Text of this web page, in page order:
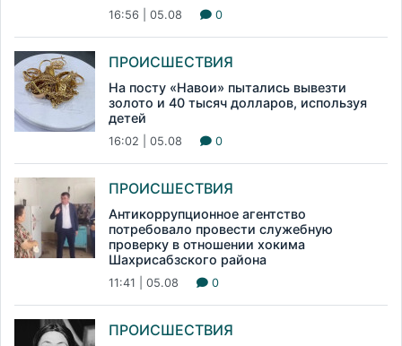
16:56 | 05.08 0
ПРОИСШЕСТВИЯ
На посту «Навои» пытались вывезти
золото и 40 тысяч долларов, используя
детей
16:02 | 05.08 0
ПРОИСШЕСТВИЯ
Антикоррупционное агентство
потребовало провести служебную
проверку в отношении хокима
Шахрисабзского района
11:41 | 05.08 0
ПРОИСШЕСТВИЯ